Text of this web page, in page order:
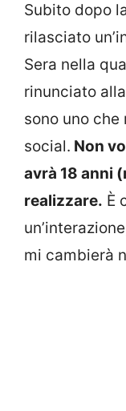
Subito dopo
rilasciato
Sera nella
rinunciato
sono uno
social. Non
avrà 18 anni
realizzare. È
mi cambierà